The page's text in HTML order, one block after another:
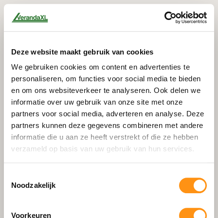
Deze website maakt gebruik van cookies
We gebruiken cookies om content en advertenties te
personaliseren, om functies voor social media te bieden
en om ons websiteverkeer te analyseren. Ook delen we
informatie over uw gebruik van onze site met onze
partners voor social media, adverteren en analyse. Deze
partners kunnen deze gegevens combineren met andere
informatie die u aan ze heeft verstrekt of die ze hebben
verzameld op basis van uw gebruik van hun services.
Noodzakelijk
Voorkeuren